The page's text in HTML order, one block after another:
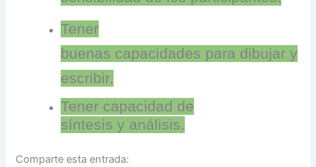
Tener
buenas capacidades para dibujar y
escribir.
Tener capacidad de
síntesis y análisis.
Comparte esta entrada: